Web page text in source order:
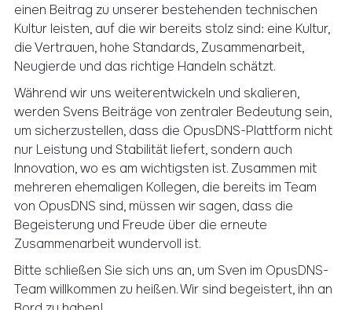
einen Beitrag zu unserer bestehenden technischen
Kultur leisten, auf die wir bereits stolz sind: eine Kultur,
die Vertrauen, hohe Standards, Zusammenarbeit,
Neugierde und das richtige Handeln schätzt.
Während wir uns weiterentwickeln und skalieren,
werden Svens Beiträge von zentraler Bedeutung sein,
um sicherzustellen, dass die OpusDNS-Plattform nicht
nur Leistung und Stabilität liefert, sondern auch
Innovation, wo es am wichtigsten ist. Zusammen mit
mehreren ehemaligen Kollegen, die bereits im Team
von OpusDNS sind, müssen wir sagen, dass die
Begeisterung und Freude über die erneute
Zusammenarbeit wundervoll ist.
Bitte schließen Sie sich uns an, um Sven im OpusDNS-
Team willkommen zu heißen. Wir sind begeistert, ihn an